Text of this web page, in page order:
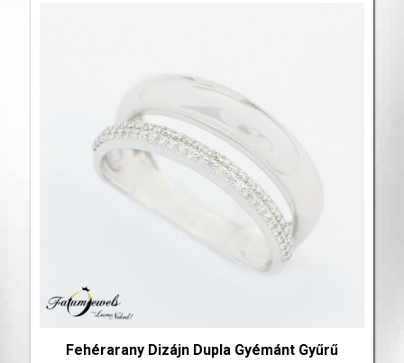
Fehérarany Dizájn Dupla Gyémánt Gyűrű